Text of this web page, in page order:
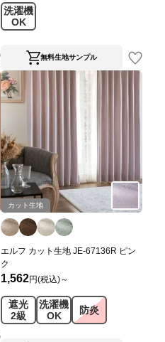
洗濯機
OK
無料生地サンプル
カット生地
エルフ カット生地 JE-67136R ピン
ク
1,562円(税込)～
遮光
2級
洗濯機
OK
防炎